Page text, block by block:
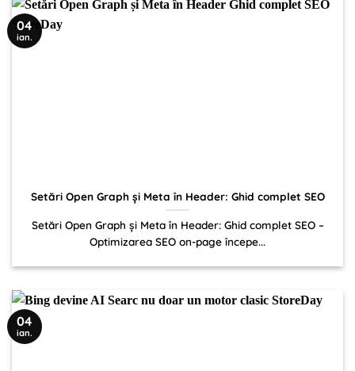
Setări Open Graph și Meta în Header: Ghid complet SEO
Setări Open Graph și Meta în Header: Ghid complet SEO –
Optimizarea SEO on-page începe...
04
ian.
04
ian.